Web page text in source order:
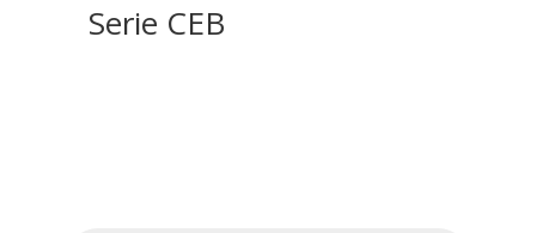
Serie CEB